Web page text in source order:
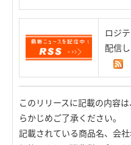
ロジ
配信し
このリリースに記載の内容
らかじめご了承ください。
記載されている商品名、会